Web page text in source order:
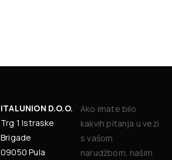
ITALUNION D.O.O.
Trg 1 Istraske
Brigade
09050 Pula
Ako imate bilo
kakvih pitanja u vezi
s vašom
narudžbom, našim